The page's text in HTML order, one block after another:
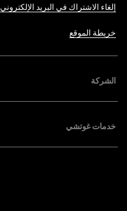
إلغاء الاشتراك في البريد الإلكتروني
خريطة الموقع
الشركة
خدمات غوتشي